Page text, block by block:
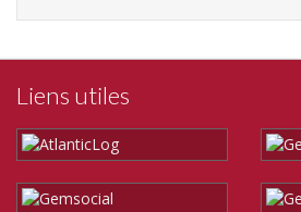
Liens utiles